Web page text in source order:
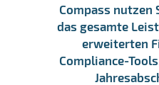
Compass nutzen
das gesamte
erweiterten
Compliance-